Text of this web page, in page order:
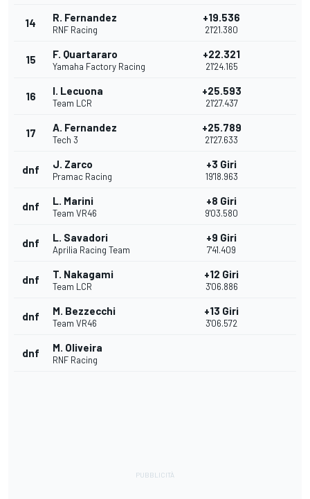
14 R. Fernandez
RNF Racing
+19.536
21'21.380
15 F. Quartararo
Yamaha Factory Racing
+22.321
21'24.165
16 I. Lecuona
Team LCR
+25.593
21'27.437
17 A. Fernandez
Tech 3
+25.789
21'27.633
dnf J. Zarco
Pramac Racing
+3 Giri
19'18.963
dnf L. Marini
Team VR46
+8 Giri
9'03.580
dnf L. Savadori
Aprilia Racing Team
+9 Giri
7'41.409
dnf T. Nakagami
Team LCR
+12 Giri
3'06.886
dnf M. Bezzecchi
Team VR46
+13 Giri
3'06.572
dnf M. Oliveira
RNF Racing